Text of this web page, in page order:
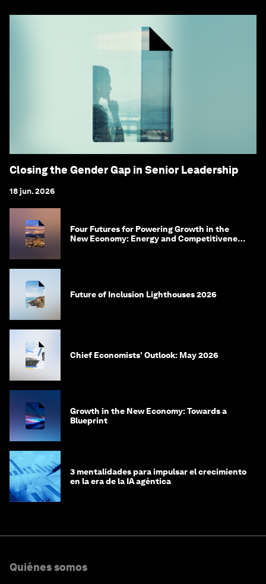
Closing the Gender Gap in Senior Leadership
18 jun. 2026
Four Futures for Powering Growth in the
New Economy: Energy and Competitiveness
Future of Inclusion Lighthouses 2026
Chief Economists' Outlook: May 2026
Growth in the New Economy: Towards a
Blueprint
3 mentalidades para impulsar el crecimiento
en la era de la IA agéntica
Quiénes somos